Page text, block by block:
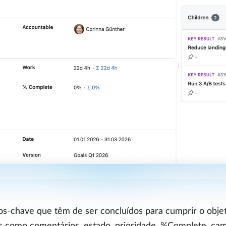
chave que têm de ser concluídos para cumprir o